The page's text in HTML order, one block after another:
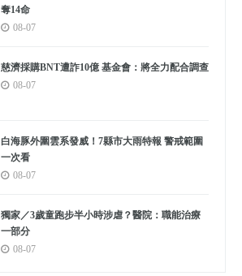
奪14命
08-07
慈濟採購BNT遭詐10億 基金會：將全力配合調查
08-07
白海豚外圍雲系發威！7縣市大雨特報 警戒範圍
一次看
08-07
獨家／3歲童跑步半小時涉虐？醫院：職能治療
一部分
08-07